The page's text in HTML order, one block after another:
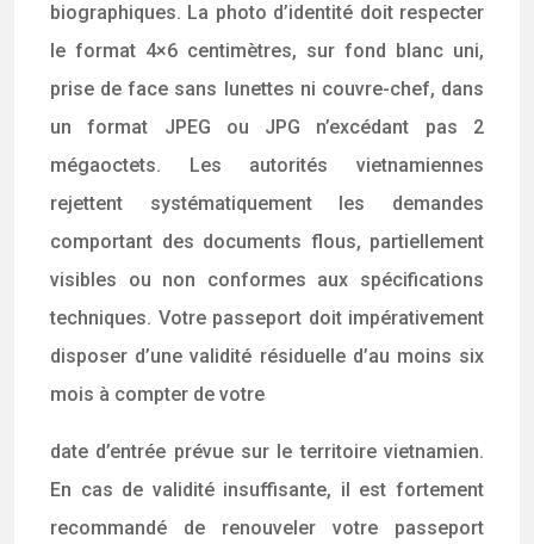
biographiques. La photo d’identité doit respecter
le format 4×6 centimètres, sur fond blanc uni,
prise de face sans lunettes ni couvre-chef, dans
un format JPEG ou JPG n’excédant pas 2
mégaoctets. Les autorités vietnamiennes
rejettent systématiquement les demandes
comportant des documents flous, partiellement
visibles ou non conformes aux spécifications
techniques. Votre passeport doit impérativement
disposer d’une validité résiduelle d’au moins six
mois à compter de votre
date d’entrée prévue sur le territoire vietnamien.
En cas de validité insuffisante, il est fortement
recommandé de renouveler votre passeport